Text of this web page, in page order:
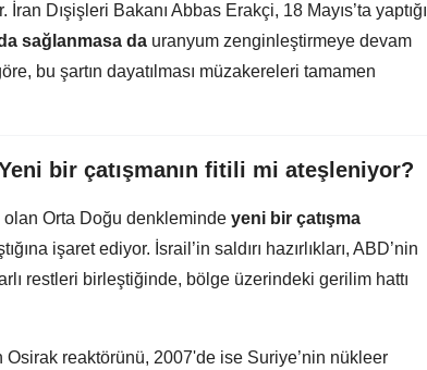
Dışişleri Bakanı Abbas Erakçi, 18 Mayıs’ta yaptığı
sağlanmasa da uranyum zenginleştirmeye devam
bu şartın dayatılması müzakereleri tamamen
bir çatışmanın fitili mi ateşleniyor?
olan Orta Doğu denkleminde yeni bir çatışma
işaret ediyor. İsrail’in saldırı hazırlıkları, ABD’nin
restleri birleştiğinde, bölge üzerindeki gerilim hattı
Osirak reaktörünü, 2007'de ise Suriye’nin nükleer